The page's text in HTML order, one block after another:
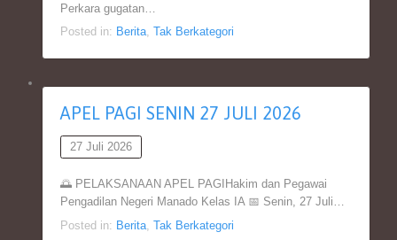
Perkara gugatan…
Posted in: Berita, Tak Berkategori
APEL PAGI SENIN 27 JULI 2026
27 Juli 2026
🌅 PELAKSANAAN APEL PAGIHakim dan Pegawai
Pengadilan Negeri Manado Kelas IA 📅 Senin, 27 Juli…
Posted in: Berita, Tak Berkategori